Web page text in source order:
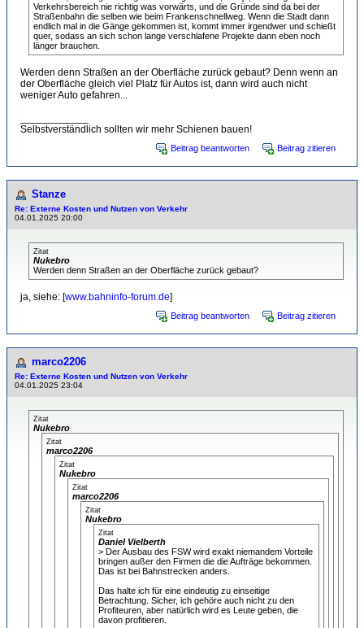
Verkehrsbereich nie richtig was vorwärts, und die Gründe sind da bei der
Straßenbahn die selben wie beim Frankenschnellweg. Wenn die Stadt dann
endlich mal in die Gänge gekommen ist, kommt immer irgendwer und schießt
quer, sodass an sich schon lange verschlafene Projekte dann eben noch
länger brauchen.
Werden denn Straßen an der Oberfläche zurück gebaut? Denn wenn an
der Oberfläche gleich viel Platz für Autos ist, dann wird auch nicht
weniger Auto gefahren...
Selbstverständlich sollten wir mehr Schienen bauen!
Beitrag beantworten Beitrag zitieren
Stanze
Re: Externe Kosten und Nutzen von Verkehr
04.01.2025 20:00
Zitat
Nukebro
Werden denn Straßen an der Oberfläche zurück gebaut?
ja, siehe: [www.bahninfo-forum.de]
Beitrag beantworten Beitrag zitieren
marco2206
Re: Externe Kosten und Nutzen von Verkehr
04.01.2025 23:04
Zitat
Nukebro
Zitat
marco2206
Zitat
Nukebro
Zitat
marco2206
Zitat
Nukebro
Zitat
Daniel Vielberth
> Der Ausbau des FSW wird exakt niemandem Vorteile
bringen außer den Firmen die die Aufträge bekommen.
Das ist bei Bahnstrecken anders.
Das halte ich für eine eindeutig zu einseitige
Betrachtung. Sicher, ich gehöre auch nicht zu den
Profiteuren, aber natürlich wird es Leute geben, die
davon profitieren.